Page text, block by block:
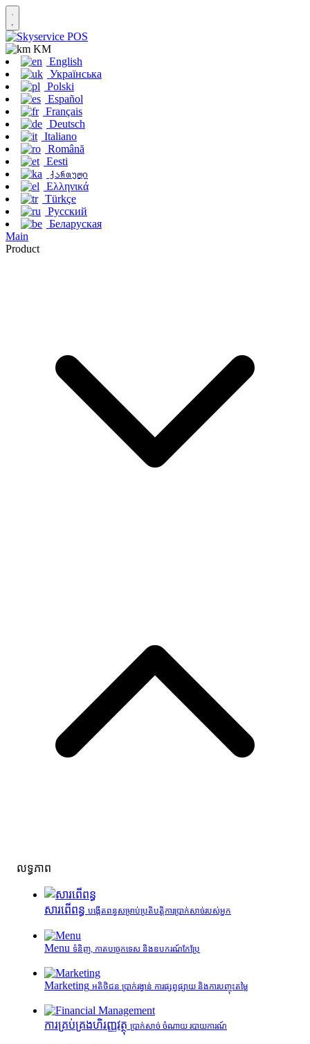
KM
English
Українська
Polski
Español
Français
Deutsch
Italiano
Română
Eesti
ქართული
Ελληνικά
Türkçe
Русский
Беларуская
Main
Product
លទ្ធភាព
សារពើពន្ធ បង្កើតពន្ធសម្រាប់ប្រតិបត្តិការប្រាក់សាច់របស់អ្នក
Menu ទំនិញ, កាតបច្ចេកទេស និងឧបករណ៍កែប្រែ
Marketing អតិថិជន ប្រាក់រង្វាន់ ការផ្សព្វផ្សាយ និងការបញ្ចុះតម្លៃ
ការគ្រប់គ្រង​ហិរញ្ញវត្ថុ ប្រាក់សាច់ ចំណាយ របាយការណ៍